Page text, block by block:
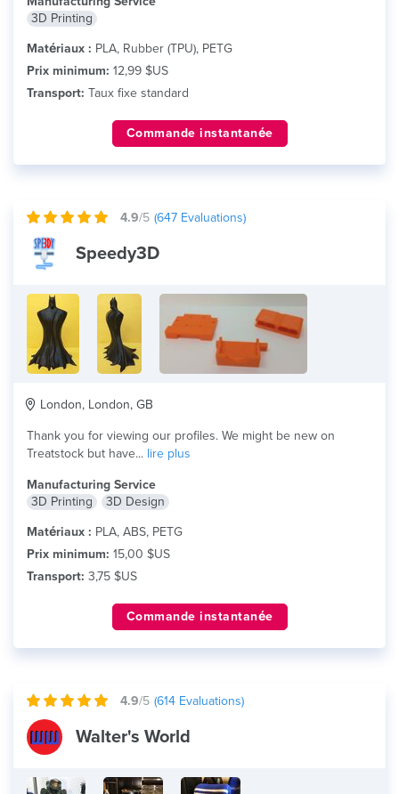
3D Printing
Matériaux : PLA, Rubber (TPU), PETG
Prix minimum: 12,99 $US
Transport: Taux fixe standard
Commande instantanée
4.9/5 (647 Evaluations)
Speedy3D
London, London, GB
Thank you for viewing our profiles. We might be new on
Treatstock but have... lire plus
Manufacturing Service
3D Printing
3D Design
Matériaux : PLA, ABS, PETG
Prix minimum: 15,00 $US
Transport: 3,75 $US
Commande instantanée
4.9/5 (614 Evaluations)
Walter's World